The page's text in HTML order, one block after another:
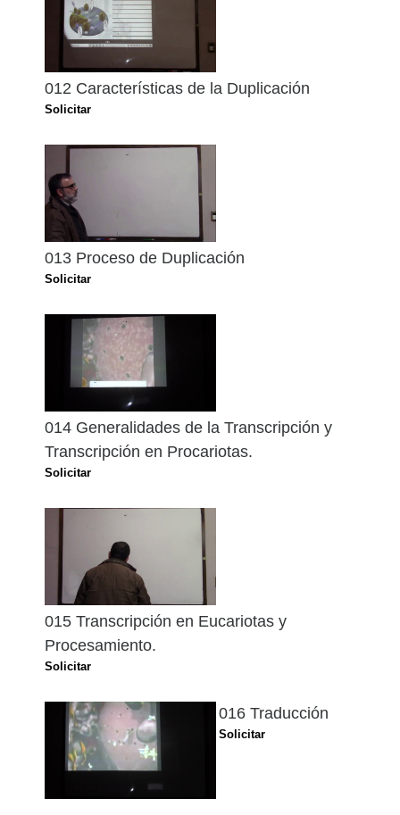
012 Características de la Duplicación
Solicitar
013 Proceso de Duplicación
Solicitar
014 Generalidades de la Transcripción y
Transcripción en Procariotas.
Solicitar
015 Transcripción en Eucariotas y
Procesamiento.
Solicitar
016 Traducción
Solicitar